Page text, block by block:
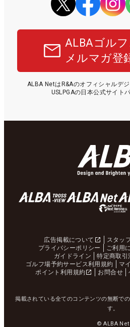
ALBAゴル
メルマガ登
ALBA NetはR&Aのオフィシャルデ
USLPGAの日本公式サイト
広告掲載について スタッ
プライバシーポリシー
ご利用
ガイドライン
特定商取引
ゴルフ場予約サービス利用規約
マ
ポイント利用規約
お問合せ
掲載されている全てのコンテンツの無断で
す。
© ALBA Net